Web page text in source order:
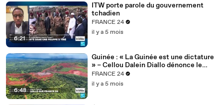
6:21
ITW porte parole du gouvernement
tchadien
FRANCE 24
il y a 5 mois
6:48
Guinée : « La Guinée est une dictature
» – Cellou Dalein Diallo dénonce le
régime Doumbouya
FRANCE 24
il y a 5 mois